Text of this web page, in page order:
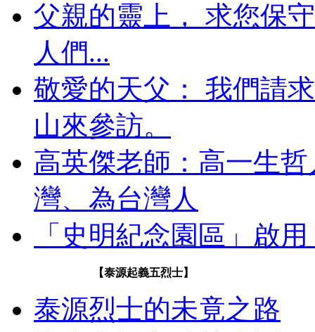
父親的靈上， 求您保
人們...
敬愛的天父： 我們請
山來參訪。
高英傑老師：高一生
灣、為台灣人
「史明紀念園區」啟
【泰源起義五烈士】
泰源烈士的未竟之路